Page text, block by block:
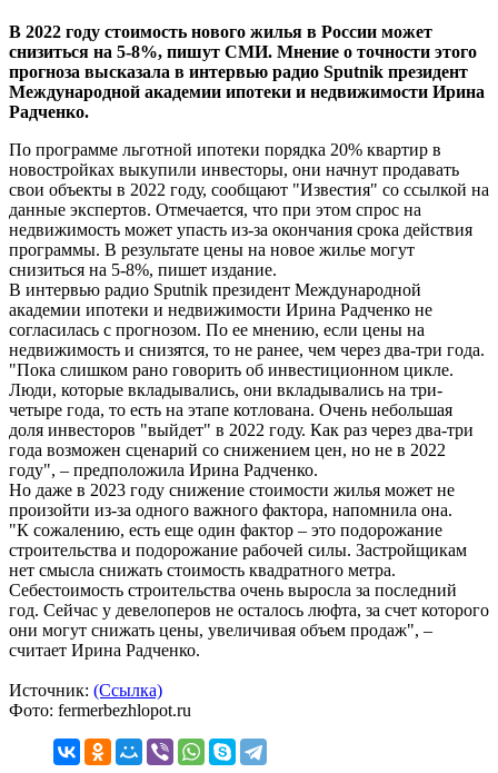
В 2022 году стоимость нового жилья в России может
снизиться на 5-8%, пишут СМИ. Мнение о точности этого
прогноза высказала в интервью радио Sputnik президент
Международной академии ипотеки и недвижимости Ирина
Радченко.
По программе льготной ипотеки порядка 20% квартир в
новостройках выкупили инвесторы, они начнут продавать
свои объекты в 2022 году, сообщают "Известия" со ссылкой на
данные экспертов. Отмечается, что при этом спрос на
недвижимость может упасть из-за окончания срока действия
программы. В результате цены на новое жилье могут
снизиться на 5-8%, пишет издание.
В интервью радио Sputnik президент Международной
академии ипотеки и недвижимости Ирина Радченко не
согласилась с прогнозом. По ее мнению, если цены на
недвижимость и снизятся, то не ранее, чем через два-три года.
"Пока слишком рано говорить об инвестиционном цикле.
Люди, которые вкладывались, они вкладывались на три-
четыре года, то есть на этапе котлована. Очень небольшая
доля инвесторов "выйдет" в 2022 году. Как раз через два-три
года возможен сценарий со снижением цен, но не в 2022
году", – предположила Ирина Радченко.
Но даже в 2023 году снижение стоимости жилья может не
произойти из-за одного важного фактора, напомнила она.
"К сожалению, есть еще один фактор – это подорожание
строительства и подорожание рабочей силы. Застройщикам
нет смысла снижать стоимость квадратного метра.
Себестоимость строительства очень выросла за последний
год. Сейчас у девелоперов не осталось люфта, за счет которого
они могут снижать цены, увеличивая объем продаж", –
считает Ирина Радченко.
Источник: (Ссылка)
Фото: fermerbezhlopot.ru